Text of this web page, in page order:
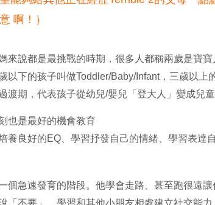
啊！）
來說都是最挑戰的時期，很多人都稱兩歲是寶寶
以下的孩子叫做Toddler/Baby/Infant，三歲以上
渡期，代表孩子從幼兒/嬰兒「登大人」變成兒童
也是最好的機會教育
養良好的EQ、學習抒發自己的情緒、學習表達
個急速發育的階段。他學會走路、甚至跑很遠
「不要」，學習和其他小朋友相處建立社交能力